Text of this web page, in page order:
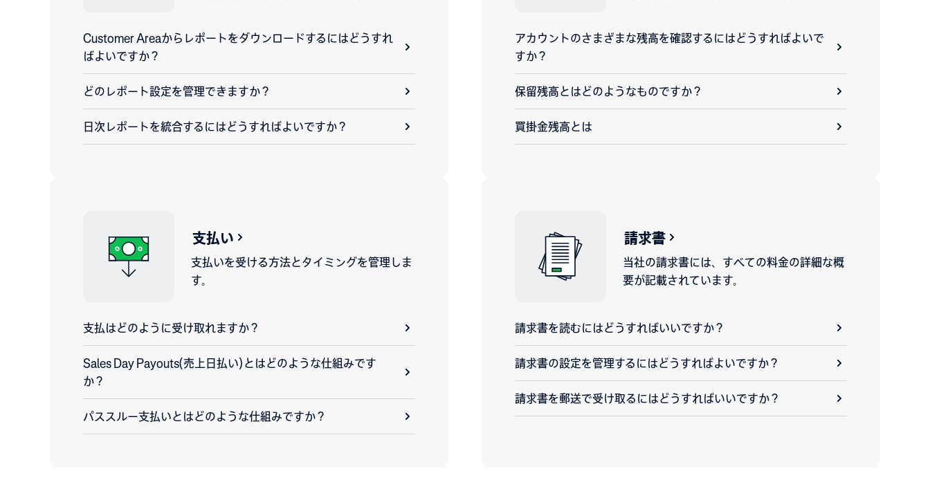
Customer Areaからレポートをダウンロードするにはどうすれ
ばよいですか？
どのレポート設定を管理できますか？
日次レポートを統合するにはどうすればよいですか？
アカウントのさまざまな残高を確認するにはどうすればよいで
すか？
保留残高とはどのようなものですか？
買掛金残高とは
支払い
支払いを受ける方法とタイミングを管理しま
す。
支払はどのように受け取れますか？
Sales Day Payouts(売上日払い)とはどのような仕組みです
か？
パススルー支払いとはどのような仕組みですか？
請求書
当社の請求書には、すべての料金の詳細な概
要が記載されています。
請求書を読むにはどうすればいいですか？
請求書の設定を管理するにはどうすればよいですか？
請求書を郵送で受け取るにはどうすればいいですか？